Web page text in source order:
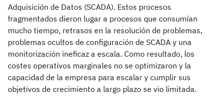
Adquisición de Datos (SCADA). Estos procesos
fragmentados dieron lugar a procesos que consumían
mucho tiempo, retrasos en la resolución de problemas,
problemas ocultos de configuración de SCADA y una
monitorización ineficaz a escala. Como resultado, los
costes operativos marginales no se optimizaron y la
capacidad de la empresa para escalar y cumplir sus
objetivos de crecimiento a largo plazo se vio limitada.